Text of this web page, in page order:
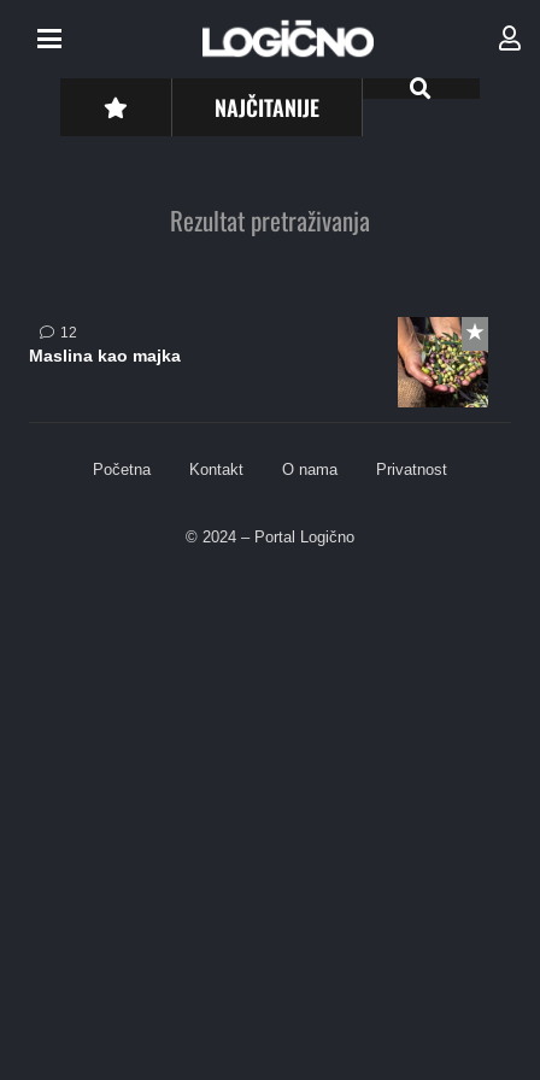
NAJČITANIJE
Rezultat pretraživanja
12komentara
Maslina kao majka
Početna Kontakt O nama Privatnost
© 2024 – Portal Logično